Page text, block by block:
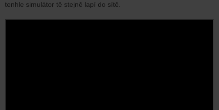
tenhle simulátor tě stejně lapí do sítě.